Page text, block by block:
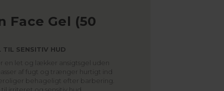
Face Gel (50
TIL SENSITIV HUD
en let og lækker ansigtsgel uden
af fugt og trænger hurtigt ind
behageligt efter barbering.